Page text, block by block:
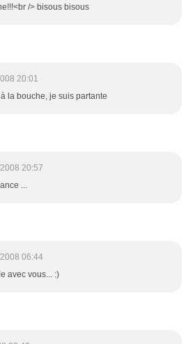
/> bisous bisous
20:01
la bouche, je suis partante
20:57
...
06:44
avec vous... :)